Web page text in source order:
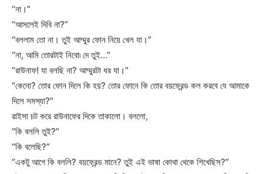
“না।”
“আসলেই দিবি না?”
“বললাম তো না। তুই আম্মুর ফোন নিয়ে খেল যা।”
“না, আমি তোরটাই নিবো৷ দে তুই…”
“রাউনাফ! যা বলছি না? আম্মুরটা ধর যা।”
“কেনো? তোর ফোন দিলে কি হয়? তোর ফোনে কি তোর বয়ফ্রেন্ড কল করবে যে আমাকে
দিলে সমস্যা?”
রাইসা চট করে রাউনাফের দিকে তাকালো। বললো,
“কি বললি তুই?”
“কি বলেছি?”
“একটু আগে কি বললি? বয়ফ্রেন্ড মানে? তুই এই ভাষা কোথা থেকে শিখেছিস?”